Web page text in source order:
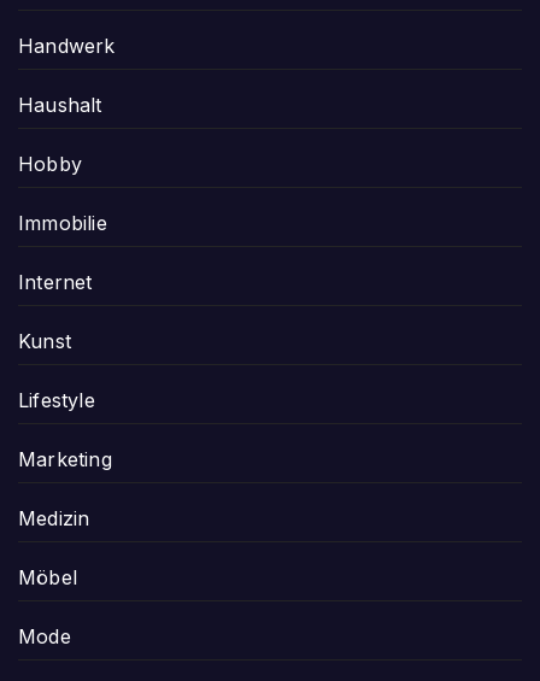
Handwerk
Haushalt
Hobby
Immobilie
Internet
Kunst
Lifestyle
Marketing
Medizin
Möbel
Mode